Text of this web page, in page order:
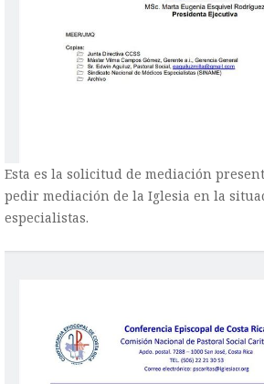
Esta es la solicitud de mediación
pedir mediación de la Iglesia en la
especialistas.